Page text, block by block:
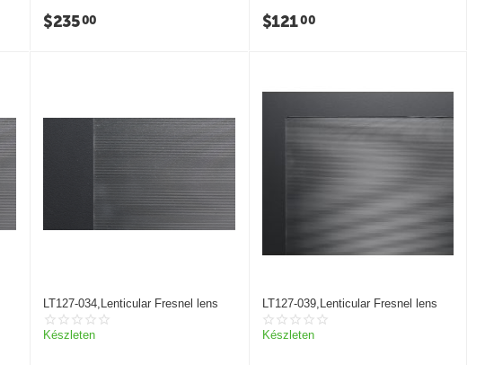
$23500 $12100
LT127-034,Lenticular Fresnel lens
Készleten
LT127-039,Lenticular Fresnel lens
Készleten